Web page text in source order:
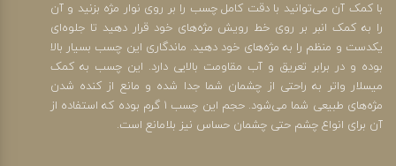
با کمک آن می‌توانید با دقت کامل چسب را بر روی نوار مژه بزنید و آن
را به کمک انبر بر روی خط رویش مژه‌های خود قرار دهید تا جلوه‌ای
یکدست و منظم را به مژه‌های خود دهید. ماندگاری این چسب بسیار بالا
بوده و در برابر تعریق و آب مقاومت بالایی دارد. این چسب به کمک
میسلار واتر به راحتی از چشمان شما جدا شده و مانع از کنده شدن
مژه‌های طبیعی شما می‌شود. حجم این چسب 1 گرم بوده که استفاده از
آن برای انواع چشم حتی چشمان حساس نیز بلامانع است.